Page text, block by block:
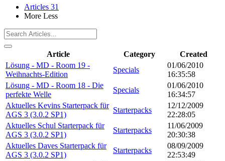
Articles 31
More Less
Article Category
Created
Lösung - MD - Room 19 -
Weihnachts-Edition
Specials
01/06/2010
16:35:58
Lösung - MD - Room 18 - Die
perfekte Welle
Specials
01/06/2010
16:34:57
Aktuelles Kevins Starterpack für
AGS 3 (3.0.2 SP1)
Starterpacks
12/12/2009
22:28:05
Aktuelles Schul Starterpack für
AGS 3 (3.0.2 SP1)
Starterpacks
11/06/2009
20:30:38
Aktuelles Daves Starterpack für
AGS 3 (3.0.2 SP1)
Starterpacks
08/09/2009
22:53:49